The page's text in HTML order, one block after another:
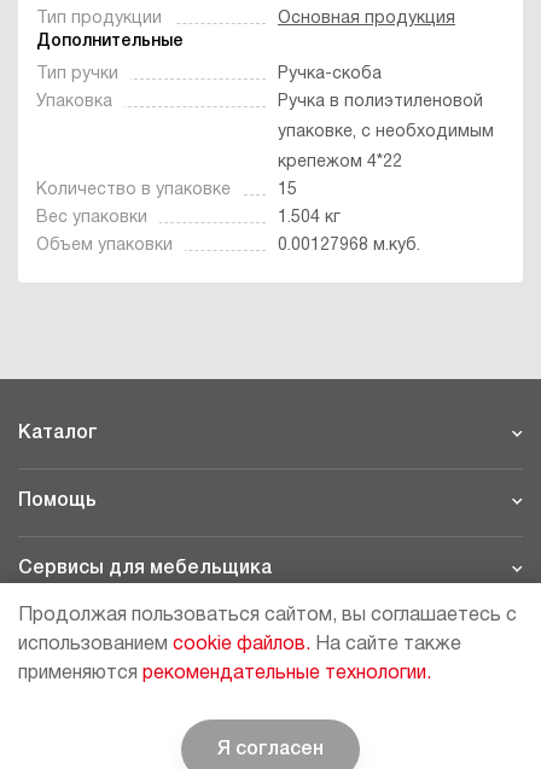
Тип продукции
Основная продукция
Дополнительные
Тип ручки
Ручка-скоба
Упаковка
Ручка в полиэтиленовой
упаковке, с необходимым
крепежом 4*22
Количество в упаковке
15
Вес упаковки
1.504 кг
Объем упаковки
0.00127968 м.куб.
Каталог
Помощь
Сервисы для мебельщика
© BOYARD | Решение для мебели
МОСКВА - ШОУРУМ/СКЛАД
Продолжая пользоваться сайтом, вы соглашаетесь с
использованием cookie файлов. На сайте также
применяются рекомендательные технологии.
Я согласен